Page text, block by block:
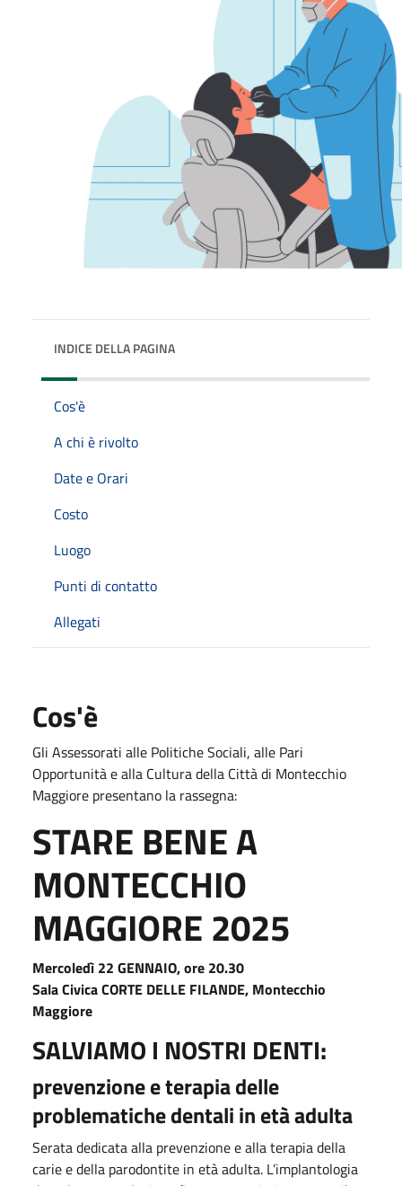
INDICE DELLA PAGINA
Cos'è
A chi è rivolto
Date e Orari
Costo
Luogo
Punti di contatto
Allegati
Cos'è
Gli Assessorati alle Politiche Sociali, alle Pari
Opportunità e alla Cultura della Città di Montecchio
Maggiore presentano la rassegna:
STARE BENE A
MONTECCHIO
MAGGIORE 2025
Mercoledì 22 GENNAIO, ore 20.30
Sala Civica CORTE DELLE FILANDE, Montecchio
Maggiore
SALVIAMO I NOSTRI DENTI:
prevenzione e terapia delle
problematichedentali in età adulta
Serata dedicata alla prevenzione e alla terapia della
carie e della parodontite in età adulta. L’implantologia